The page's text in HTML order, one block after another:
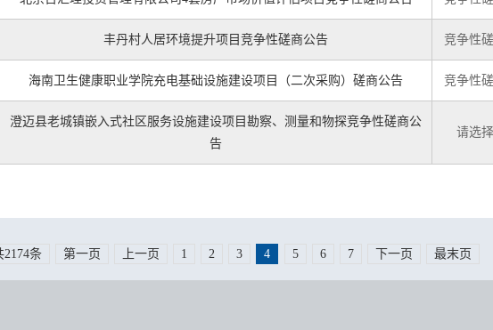
丰丹村人居环境提升项目竞争性磋商公告 竞争性
海南卫生健康职业学院充电基础设施建设项目（二次采购）磋商公告 竞争性
澄迈县老城镇嵌入式社区服务设施建设项目勘察、测量和物探竞争性磋商公
告
请选择
2174条 第一页 上一页 1 2 3 4 5 6 7 下一页 最末页